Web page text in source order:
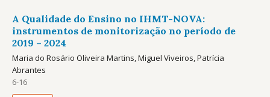
A Qualidade do Ensino no IHMT-NOVA:
instrumentos de monitorização no período de
2019 – 2024
Maria do Rosário Oliveira Martins, Miguel Viveiros, Patrícia
Abrantes
6-16